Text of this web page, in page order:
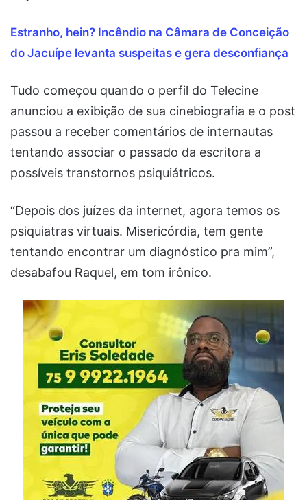
Estranho, hein? Incêndio na Câmara de Conceição
do Jacuípe levanta suspeitas e gera desconfiança
Tudo começou quando o perfil do Telecine
anunciou a exibição de sua cinebiografia e o post
passou a receber comentários de internautas
tentando associar o passado da escritora a
possíveis transtornos psiquiátricos.
“Depois dos juízes da internet, agora temos os
psiquiatras virtuais. Misericórdia, tem gente
tentando encontrar um diagnóstico pra mim”,
desabafou Raquel, em tom irônico.